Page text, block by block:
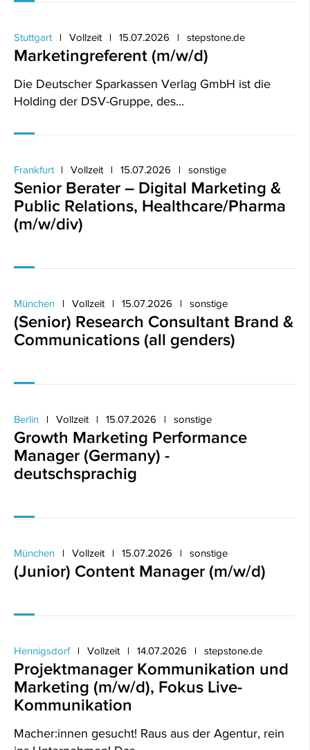
Stuttgart Vollzeit 15.07.2026 stepstone.de
Marketingreferent (m/w/d)
Die Deutscher Sparkassen Verlag GmbH ist die
Holding der DSV-Gruppe, des...
Frankfurt Vollzeit 15.07.2026 sonstige
Senior Berater – Digital Marketing &
Public Relations, Healthcare/Pharma
(m/w/div)
München Vollzeit 15.07.2026 sonstige
(Senior) Research Consultant Brand &
Communications (all genders)
Berlin Vollzeit 15.07.2026 sonstige
Growth Marketing Performance
Manager (Germany) -
deutschsprachig
München Vollzeit 15.07.2026 sonstige
(Junior) Content Manager (m/w/d)
Hennigsdorf Vollzeit 14.07.2026 stepstone.de
Projektmanager Kommunikation und
Marketing (m/w/d), Fokus Live-
Kommunikation
Macher:innen gesucht! Raus aus der Agentur, rein